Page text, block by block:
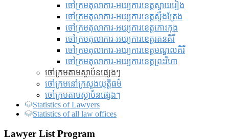
ចៅក្រមតុលាការ-អយ្យការខេត្តស្វាយរៀង
ចៅក្រមតុលាការ-អយ្យការខេត្តស្ទឹងត្រែង
ចៅក្រមតុលាការ-អយ្យការខេត្តកោះកុង
ចៅក្រមតុលាការ-អយ្យការខេត្តរតនគិរី
ចៅក្រមតុលាការ-អយ្យការខេត្តមណ្ឌលគិរី
ចៅក្រមតុលាការ-អយ្យការខេត្តព្រះវិហា
ចៅក្រមតាមស្ថាប័នផ្សេងៗ
ចៅក្រមនៅក្រសួងយុត្តិធម៌
ចៅក្រមតាមស្ថាប័នផ្សេងៗ
Statistics of Lawyers
Statistics of all law offices
Lawyer List Program